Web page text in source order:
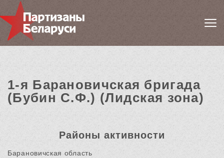
1-я Барановичская бригада
(Бубин С.Ф.) (Лидская зона)
Районы активности
Барановичская область